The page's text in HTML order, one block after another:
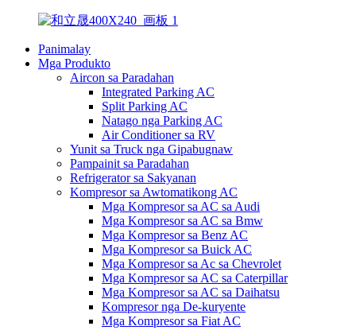
Panimalay
Mga Produkto
Aircon sa Paradahan
Integrated Parking AC
Split Parking AC
Natago nga Parking AC
Air Conditioner sa RV
Yunit sa Truck nga Gipabugnaw
Pampainit sa Paradahan
Refrigerator sa Sakyanan
Kompresor sa Awtomatikong AC
Mga Kompresor sa AC sa Audi
Mga Kompresor sa AC sa Bmw
Mga Kompresor sa Benz AC
Mga Kompresor sa Buick AC
Mga Kompresor sa Ac sa Chevrolet
Mga Kompresor sa AC sa Caterpillar
Mga Kompresor sa AC sa Daihatsu
Kompresor nga De-kuryente
Mga Kompresor sa Fiat AC